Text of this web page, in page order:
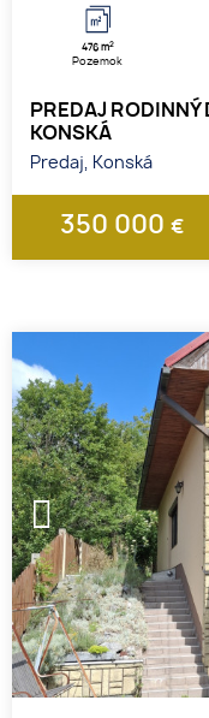
476 m2
Pozemok
PREDAJ
KONSKÁ
Predaj, Konská
350 000 €